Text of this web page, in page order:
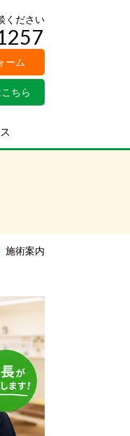
ください
ーム
ちら
施術案内